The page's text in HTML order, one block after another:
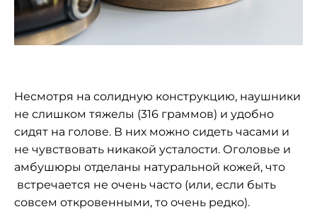
Несмотря на солидную конструкцию, наушники
не слишком тяжелы (316 граммов) и удобно
сидят на голове. В них можно сидеть часами и
не чувствовать никакой усталости. Оголовье и
амбушюры отделаны натуральной кожей, что
встречается не очень часто (или, если быть
совсем откровенными, то очень редко).